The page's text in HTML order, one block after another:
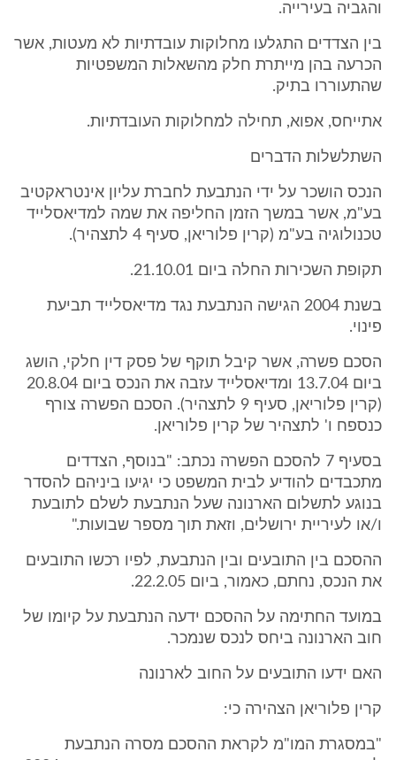
והגביה בעירייה.
בין הצדדים התגלעו מחלוקות עובדתיות לא מעטות, אשר
הכרעה בהן מייתרת חלק מהשאלות המשפטיות
שהתעוררו בתיק.
אתייחס, אפוא, תחילה למחלוקות העובדתיות.
השתלשלות הדברים
הנכס הושכר על ידי הנתבעת לחברת עליון אינטראקטיב
בע"מ, אשר במשך הזמן החליפה את שמה למדיאסלייד
טכנולוגיה בע"מ (קרין פלוריאן, סעיף 4 לתצהיר).
תקופת השכירות החלה ביום 21.10.01.
בשנת 2004 הגישה הנתבעת נגד מדיאסלייד תביעת
פינוי.
הסכם פשרה, אשר קיבל תוקף של פסק דין חלקי, הושג
ביום 13.7.04 ומדיאסלייד עזבה את הנכס ביום 20.8.04
(קרין פלוריאן, סעיף 9 לתצהיר). הסכם הפשרה צורף
כנספח ו' לתצהיר של קרין פלוריאן.
בסעיף 7 להסכם הפשרה נכתב: "בנוסף, הצדדים
מתכבדים להודיע לבית המשפט כי יגיעו ביניהם להסדר
בנוגע לתשלום הארנונה שעל הנתבעת לשלם לתובעת
ו/או לעיריית ירושלים, וזאת תוך מספר שבועות."
ההסכם בין התובעים ובין הנתבעת, לפיו רכשו התובעים
את הנכס, נחתם, כאמור, ביום 22.2.05.
במועד החתימה על ההסכם ידעה הנתבעת על קיומו של
חוב הארנונה ביחס לנכס שנמכר.
האם ידעו התובעים על החוב לארנונה
קרין פלוריאן הצהירה כי:
"במסגרת המו"מ לקראת ההסכם מסרה הנתבעת